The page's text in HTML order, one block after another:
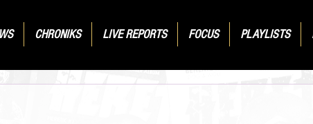
CHRONIKS LIVE REPORTS FOCUS PLAYLISTS